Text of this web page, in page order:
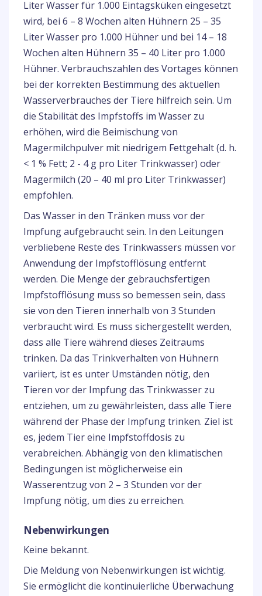
Liter Wasser für 1.000 Eintagsküken eingesetzt
wird, bei 6 – 8 Wochen alten Hühnern 25 – 35
Liter Wasser pro 1.000 Hühner und bei 14 – 18
Wochen alten Hühnern 35 – 40 Liter pro 1.000
Hühner. Verbrauchszahlen des Vortages können
bei der korrekten Bestimmung des aktuellen
Wasserverbrauches der Tiere hilfreich sein. Um
die Stabilität des Impfstoffs im Wasser zu
erhöhen, wird die Beimischung von
Magermilchpulver mit niedrigem Fettgehalt (d. h.
< 1 % Fett; 2 - 4 g pro Liter Trinkwasser) oder
Magermilch (20 – 40 ml pro Liter Trinkwasser)
empfohlen.
Das Wasser in den Tränken muss vor der
Impfung aufgebraucht sein. In den Leitungen
verbliebene Reste des Trinkwassers müssen vor
Anwendung der Impfstofflösung entfernt
werden. Die Menge der gebrauchsfertigen
Impfstofflösung muss so bemessen sein, dass
sie von den Tieren innerhalb von 3 Stunden
verbraucht wird. Es muss sichergestellt werden,
dass alle Tiere während dieses Zeitraums
trinken. Da das Trinkverhalten von Hühnern
variiert, ist es unter Umständen nötig, den
Tieren vor der Impfung das Trinkwasser zu
entziehen, um zu gewährleisten, dass alle Tiere
während der Phase der Impfung trinken. Ziel ist
es, jedem Tier eine Impfstoffdosis zu
verabreichen. Abhängig von den klimatischen
Bedingungen ist möglicherweise ein
Wasserentzug von 2 – 3 Stunden vor der
Impfung nötig, um dies zu erreichen.
Nebenwirkungen
Keine bekannt.
Die Meldung von Nebenwirkungen ist wichtig.
Sie ermöglicht die kontinuierliche Überwachung